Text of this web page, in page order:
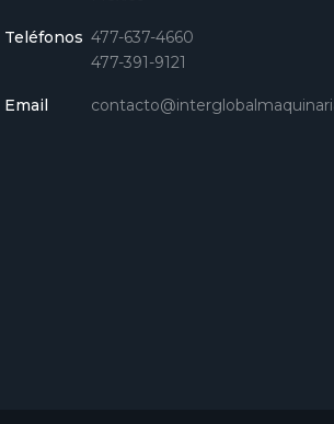
Teléfonos 477-637-4660
477-391-9121
Email